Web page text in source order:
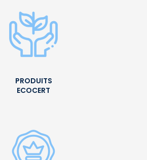
PRODUITS
ECOCERT